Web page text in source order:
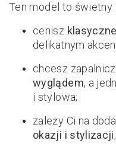
Ten model to świetny
cenisz
delikatnym
chcesz
wyglądem, a
i stylowa;
zależy Ci na
okazji i stylizacji;